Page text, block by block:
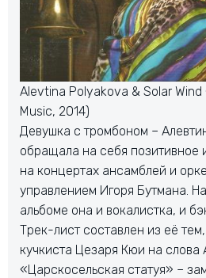
Alevtina Polyakova & Solar
Music, 2014)
Девушка с тромбоном –
обращала на себя позитивное
на концертах ансамблей и
управлением Игоря Бутмана.
альбоме она и вокалистка, и
Трек-лист составлен из её
кучкиста Цезаря Кюи на слова
«Царскосельская статуя» –